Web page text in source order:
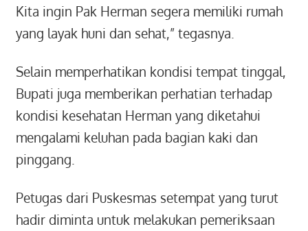
Kita ingin Pak Herman segera memiliki rumah
yang layak huni dan sehat,” tegasnya.
Selain memperhatikan kondisi tempat tinggal,
Bupati juga memberikan perhatian terhadap
kondisi kesehatan Herman yang diketahui
mengalami keluhan pada bagian kaki dan
pinggang.
Petugas dari Puskesmas setempat yang turut
hadir diminta untuk melakukan pemeriksaan